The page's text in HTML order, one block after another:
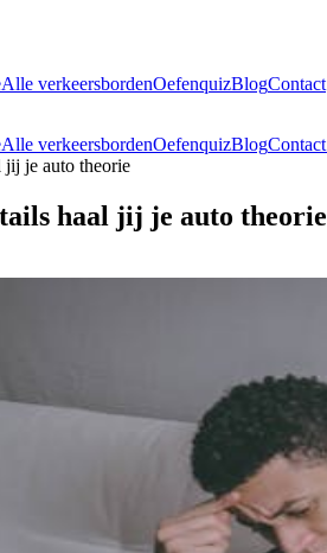
Alle verkeersbordenOefenquizBlogContact
Alle verkeersbordenOefenquizBlogContact
jij je auto theorie
haal jij je auto theorie